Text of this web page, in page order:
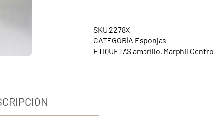
SKU 2278X
CATEGORÍA Esponjas
ETIQUETASamarillo, Marphil Centro